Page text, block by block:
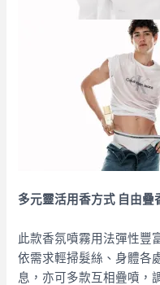
多元靈活用香方式 自由疊
此款香氛噴霧用法彈性豐
依需求輕掃髮絲、身體各
息，亦可多款互相疊噴，